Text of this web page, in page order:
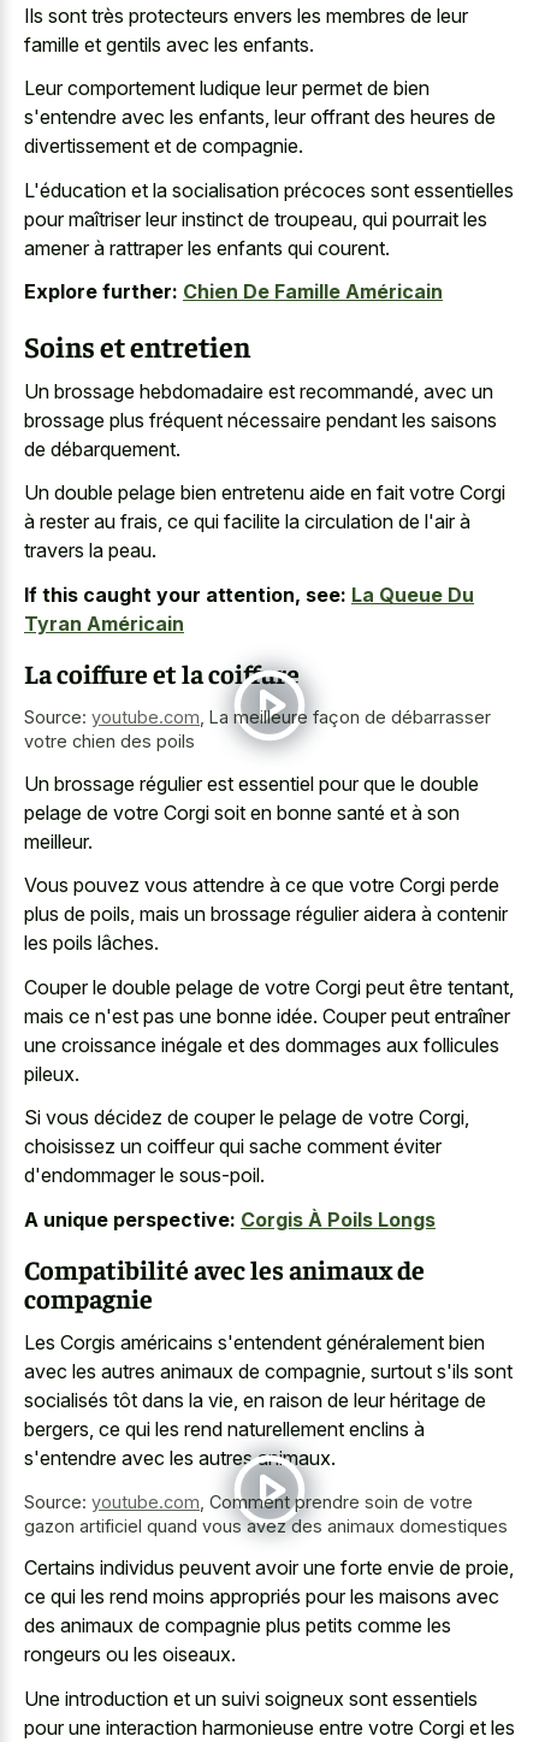
Ils sont très protecteurs envers les membres de leur
famille et gentils avec les enfants.
Leur comportement ludique leur permet de bien
s'entendre avec les enfants, leur offrant des heures de
divertissement et de compagnie.
L'éducation et la socialisation précoces sont essentielles
pour maîtriser leur instinct de troupeau, qui pourrait les
amener à rattraper les enfants qui courent.
Explore further: Chien De Famille Américain
Soins et entretien
Un brossage hebdomadaire est recommandé, avec un
brossage plus fréquent nécessaire pendant les saisons
de débarquement.
Un double pelage bien entretenu aide en fait votre Corgi
à rester au frais, ce qui facilite la circulation de l'air à
travers la peau.
If this caught your attention, see: La Queue Du
Tyran Américain
La coiffure et la coiffure
Source: youtube.com La meilleure façon de débarrasser
votre chien des poils
Un brossage régulier est essentiel pour que le double
pelage de votre Corgi soit en bonne santé et à son
meilleur.
Vous pouvez vous attendre à ce que votre Corgi perde
plus de poils, mais un brossage régulier aidera à contenir
les poils lâches.
Couper le double pelage de votre Corgi peut être tentant,
mais ce n'est pas une bonne idée. Couper peut entraîner
une croissance inégale et des dommages aux follicules
pileux.
Si vous décidez de couper le pelage de votre Corgi,
choisissez un coiffeur qui sache comment éviter
d'endommager le sous-poil.
A unique perspective: Corgis À Poils Longs
Compatibilité avec les animaux de
compagnie
Les Corgis américains s'entendent généralement bien
avec les autres animaux de compagnie, surtout s'ils sont
socialisés tôt dans la vie, en raison de leur héritage de
bergers, ce qui les rend naturellement enclins à
s'entendre avec les autres animaux.
Source: youtube.com Comment prendre soin de votre
gazon artificiel quand vous avez des animaux domestiques
Certains individus peuvent avoir une forte envie de proie,
ce qui les rend moins appropriés pour les maisons avec
des animaux de compagnie plus petits comme les
rongeurs ou les oiseaux.
Une introduction et un suivi soigneux sont essentiels
pour une interaction harmonieuse entre votre Corgi et les